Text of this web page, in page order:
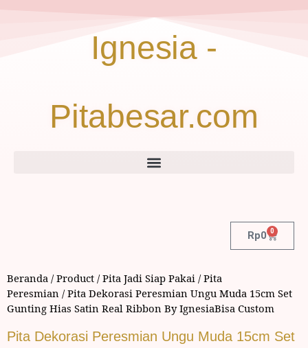
Ignesia -
Pitabesar.com
Rp0 0
Beranda /Product /Pita Jadi Siap Pakai /Pita
Peresmian / Pita Dekorasi Peresmian Ungu Muda 15cm Set
Gunting Hias Satin Real Ribbon By IgnesiaBisa Custom
Pita Dekorasi Peresmian Ungu Muda 15cm Set